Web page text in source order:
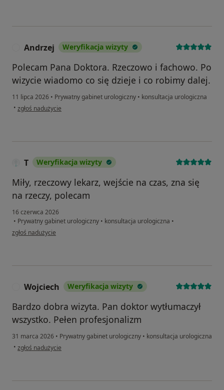
Andrzej Weryfikacja wizyty
Polecam Pana Doktora. Rzeczowo i fachowo. Po
wizycie wiadomo co się dzieje i co robimy dalej.
11 lipca 2026 • Prywatny gabinet urologiczny • konsultacja urologiczna
• w opinii użytkownika Andrzej
zgłoś nadużycie
T Weryfikacja wizyty
Miły, rzeczowy lekarz, wejście na czas, zna się
na rzeczy, polecam
16 czerwca 2026
• Prywatny gabinet urologiczny • konsultacja urologiczna •
w opinii użytkownika T
zgłoś nadużycie
Wojciech Weryfikacja wizyty
Bardzo dobra wizyta. Pan doktor wytłumaczył
wszystko. Pełen profesjonalizm
31 marca 2026 • Prywatny gabinet urologiczny • konsultacja urologiczna
• w opinii użytkownika Wojciech
zgłoś nadużycie